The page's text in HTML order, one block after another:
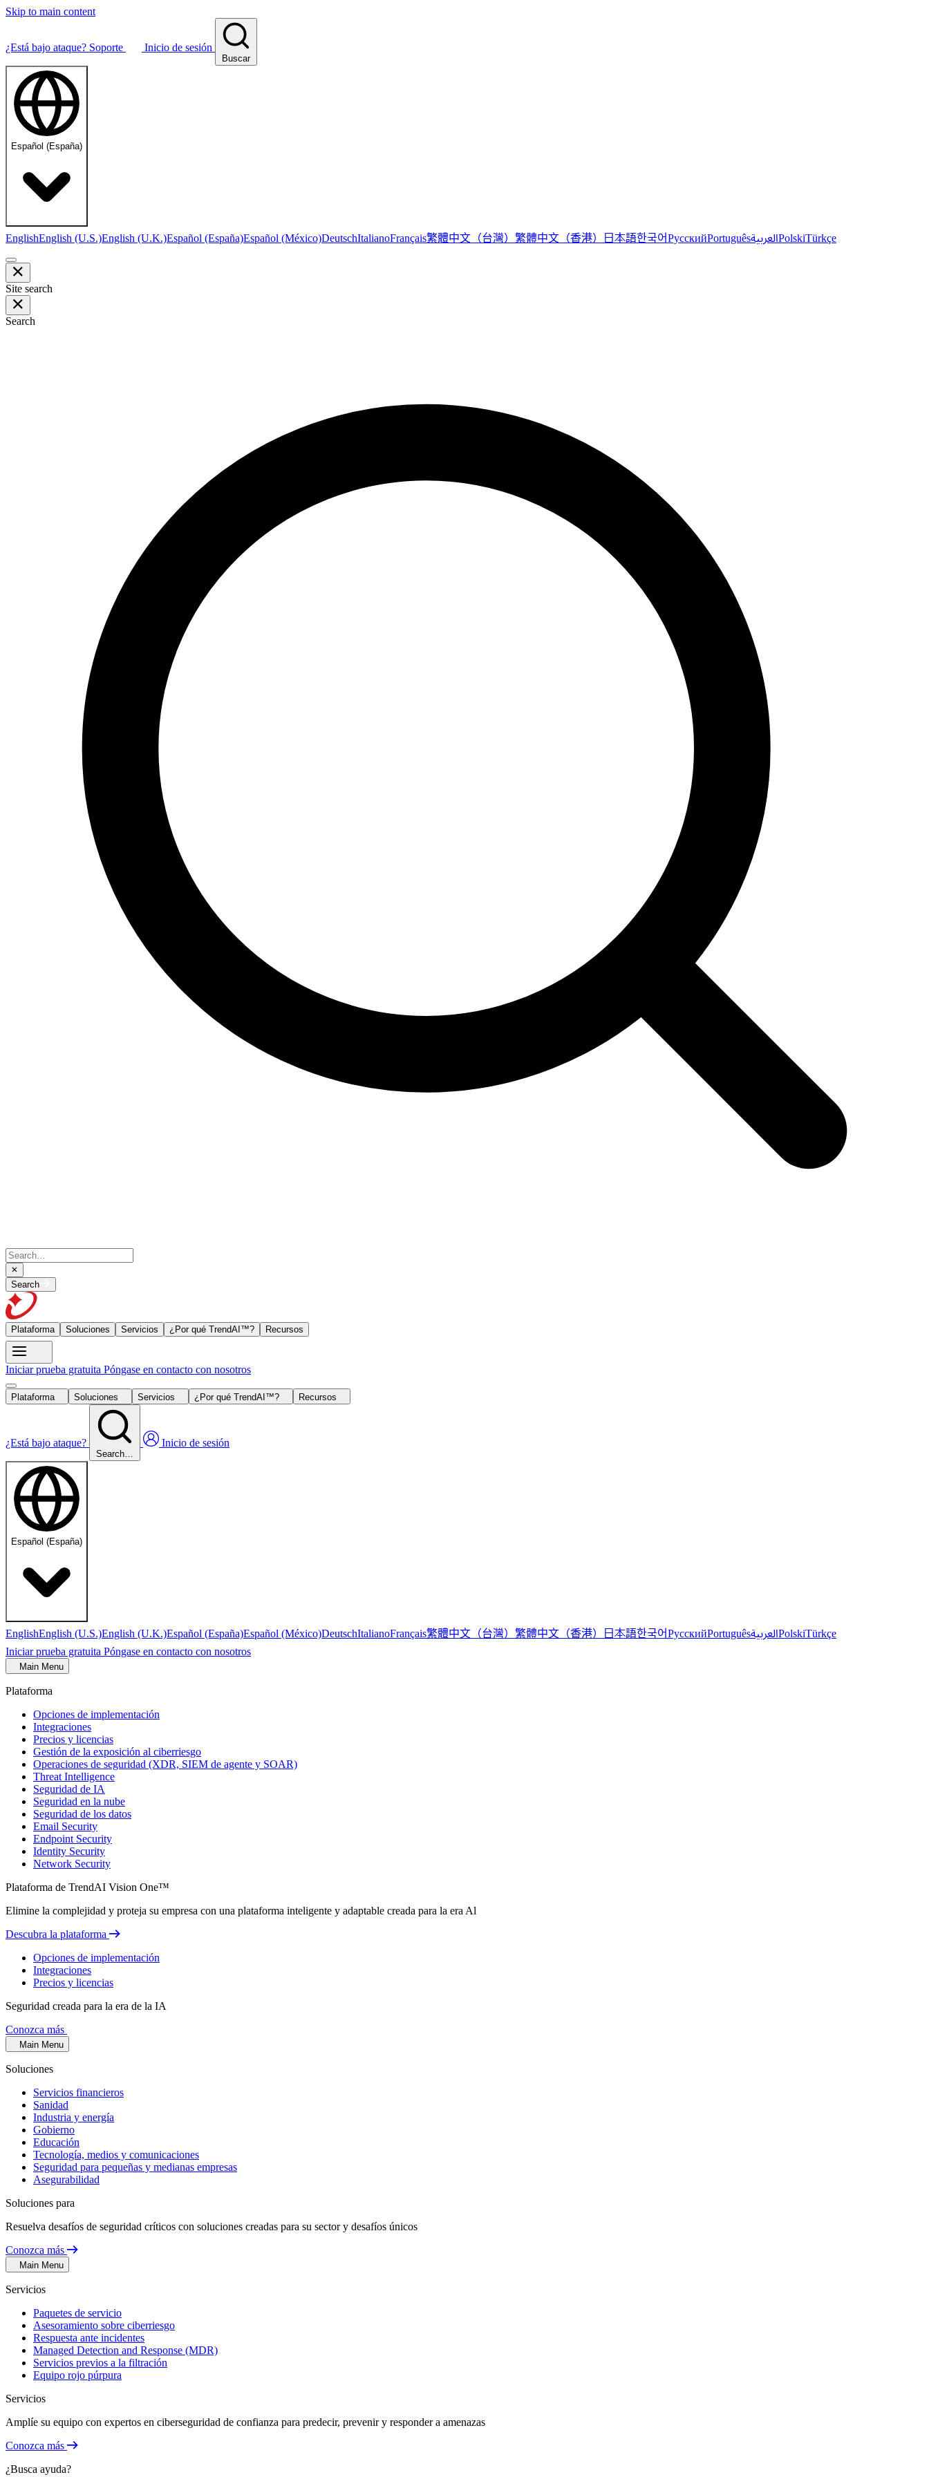
Skip to main content
¿Está bajo ataque? Soporte Inicio de sesión
Buscar
Español (España)
EnglishEnglish (U.S.)English (U.K.)Español (España)Español (México)DeutschItalianoFrançais繁體中文（台灣） 繁體中文（香港） 日本語한국어РусскийPortuguêsالعربيةPolskiTürkçe
Site search
Search
Search
Plataforma Soluciones Servicios ¿Por qué TrendAI™? Recursos
Iniciar prueba gratuita Póngase en contacto con nosotros
Plataforma Soluciones Servicios ¿Por qué TrendAI™? Recursos
¿Está bajo ataque?
Search…
Inicio de sesión
Español (España)
EnglishEnglish (U.S.)English (U.K.)Español (España)Español (México)DeutschItalianoFrançais繁體中文（台灣） 繁體中文（香港） 日本語한국어РусскийPortuguêsالعربيةPolskiTürkçe
Iniciar prueba gratuita Póngase en contacto con nosotros
Main Menu
Plataforma
Opciones de implementación
Integraciones
Precios y licencias
Gestión de la exposición al ciberriesgo
Operaciones de seguridad (XDR, SIEM de agente y SOAR)
Threat Intelligence
Seguridad de IA
Seguridad en la nube
Seguridad de los datos
Email Security
Endpoint Security
Identity Security
Network Security
Plataforma de TrendAI Vision One™
Elimine la complejidad y proteja su empresa con una plataforma inteligente y adaptable creada para la era Al
Descubra la plataforma
Opciones de implementación
Integraciones
Precios y licencias
Seguridad creada para la era de la IA
Conozca más
Main Menu
Soluciones
Servicios financieros
Sanidad
Industria y energía
Gobierno
Educación
Tecnología, medios y comunicaciones
Seguridad para pequeñas y medianas empresas
Asegurabilidad
Soluciones para
Resuelva desafíos de seguridad críticos con soluciones creadas para su sector y desafíos únicos
Conozca más
Main Menu
Servicios
Paquetes de servicio
Asesoramiento sobre ciberriesgo
Respuesta ante incidentes
Managed Detection and Response (MDR)
Servicios previos a la filtración
Equipo rojo púrpura
Servicios
Amplíe su equipo con expertos en ciberseguridad de confianza para predecir, prevenir y responder a amenazas
Conozca más
¿Busca ayuda?